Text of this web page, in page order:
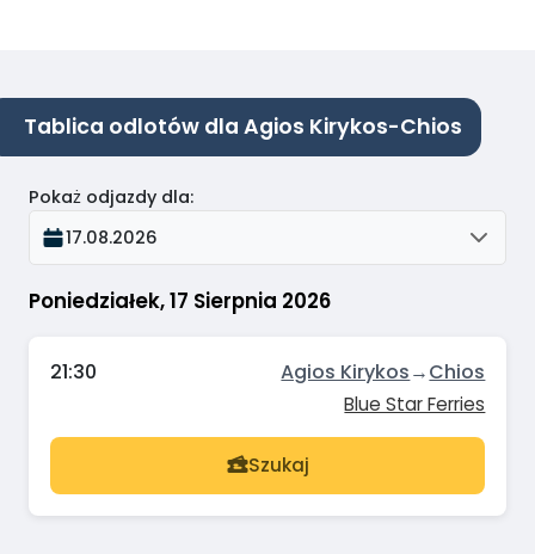
Tablica odlotów dla Agios Kirykos-Chios
Poniedziałek, 17 Sierpnia 2026
Pokaż odjazdy dla:
17.08.2026
21:30 Agios Kirykos→Chios
Blue Star Ferries
Szukaj